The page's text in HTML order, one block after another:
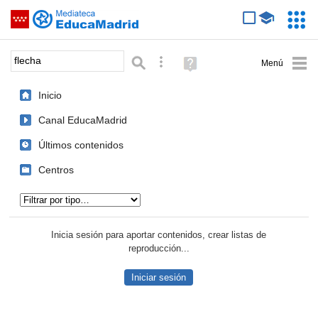
Saltar navegación
Palabra o frase: Búsqueda avanzada
Ayuda
(en
Inicio
Canal EducaMadrid
Últimos contenidos
Centros
Inicia sesión para aportar contenidos, crear listas de
reproducción...
Iniciar sesión